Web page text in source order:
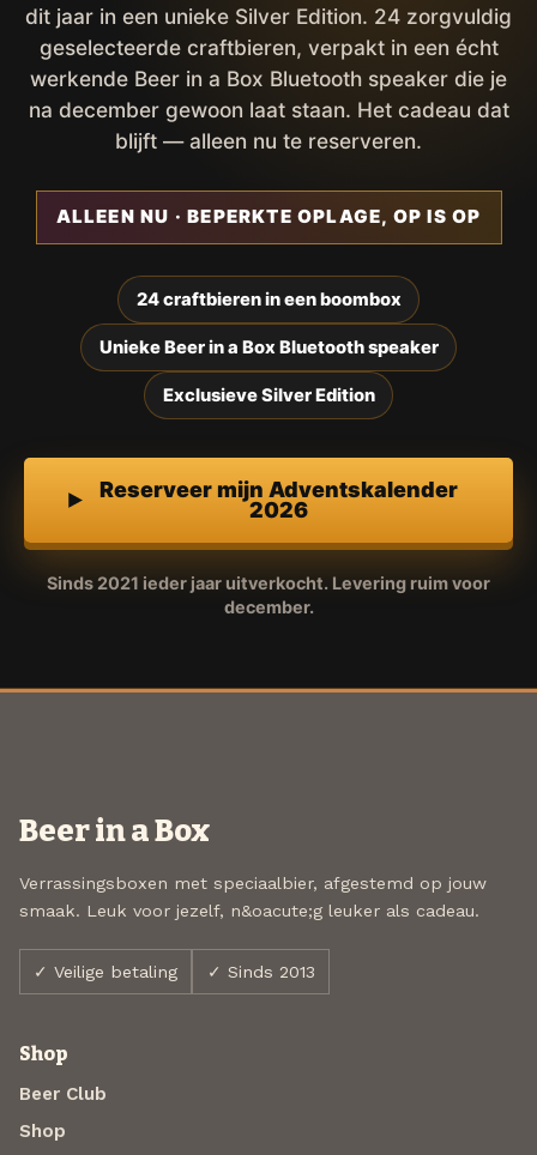
dit jaar in een unieke Silver Edition. 24 zorgvuldig
geselecteerde craftbieren, verpakt in een écht
werkende Beer in a Box Bluetooth speaker die je
na december gewoon laat staan. Het cadeau dat
blijft — alleen nu te reserveren.
ALLEEN NU · BEPERKTE OPLAGE, OP IS OP
24 craftbieren in een boombox
Unieke Beer in a Box Bluetooth speaker
Exclusieve Silver Edition
Reserveer mijn Adventskalender
2026
Sinds 2021 ieder jaar uitverkocht. Levering ruim voor
december.
Beer in a Box
Verrassingsboxen met speciaalbier, afgestemd op jouw
smaak. Leuk voor jezelf, n&oacute;g leuker als cadeau.
✓ Veilige betaling ✓ Sinds 2013
Shop
Beer Club
Shop